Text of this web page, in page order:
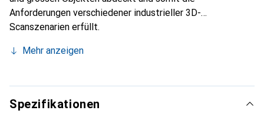
Anforderungen verschiedener industrieller 3D-
Scanszenarien erfüllt.
Mehr anzeigen
Spezifikationen